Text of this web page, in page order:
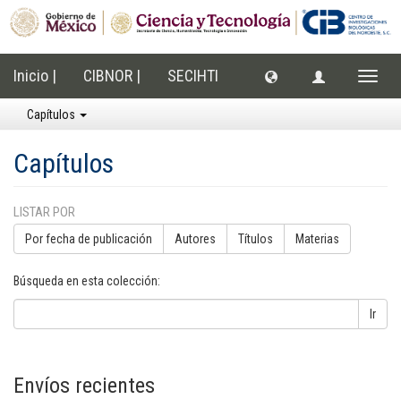
Inicio | CIBNOR | SECIHTI
Capítulos
Capítulos
LISTAR POR
Por fecha de publicación Autores Títulos Materias
Búsqueda en esta colección:
Ir
Envíos recientes